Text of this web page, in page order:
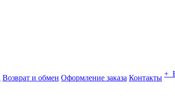
Возврат и обмен Оформление заказа Контакты +